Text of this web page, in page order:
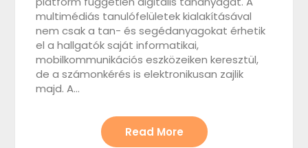
multimédiás tanulófelületek kialakításával
nem csak a tan- és segédanyagokat érhetik
el a hallgatók saját informatikai,
mobilkommunikációs eszközeiken keresztül,
de a számonkérés is elektronikusan zajlik
majd. A…
Read More